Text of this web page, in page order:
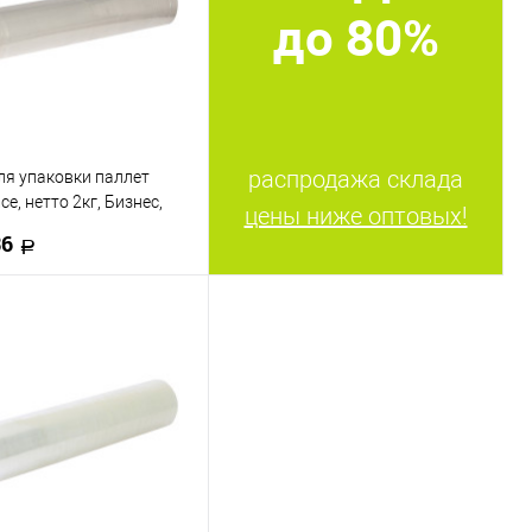
упаковки паллет
нетто 2кг, Бизнес,
К сравнению
до 80%
распродажа склада
цены ниже оптовых!